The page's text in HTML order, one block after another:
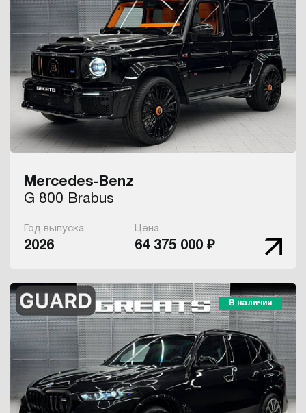
Mercedes-Benz
G 800 Brabus
Год выпуска
2026
Цена
64 375 000 ₽
В наличии